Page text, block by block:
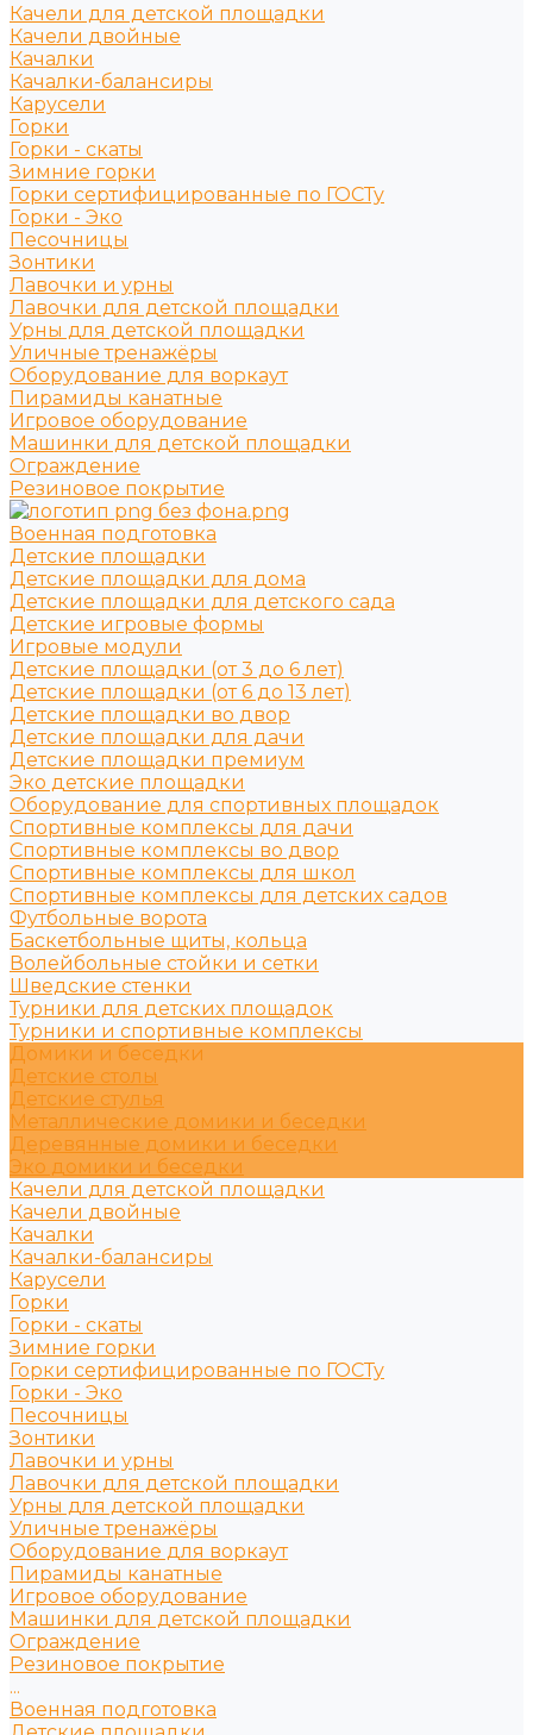
Качели для детской площадки
Качели двойные
Качалки
Качалки-балансиры
Карусели
Горки
Горки - скаты
Зимние горки
Горки сертифицированные по ГОСТу
Горки - Эко
Песочницы
Зонтики
Лавочки и урны
Лавочки для детской площадки
Урны для детской площадки
Уличные тренажёры
Оборудование для воркаут
Пирамиды канатные
Игровое оборудование
Машинки для детской площадки
Ограждение
Резиновое покрытие
Военная подготовка
Детские площадки
Детские площадки для дома
Детские площадки для детского сада
Детские игровые формы
Игровые модули
Детские площадки (от 3 до 6 лет)
Детские площадки (от 6 до 13 лет)
Детские площадки во двор
Детские площадки для дачи
Детские площадки премиум
Эко детские площадки
Оборудование для спортивных площадок
Спортивные комплексы для дачи
Спортивные комплексы во двор
Спортивные комплексы для школ
Спортивные комплексы для детских садов
Футбольные ворота
Баскетбольные щиты, кольца
Волейбольные стойки и сетки
Шведские стенки
Турники для детских площадок
Турники и спортивные комплексы
Домики и беседки
Детские столы
Детские стулья
Металлические домики и беседки
Деревянные домики и беседки
Эко домики и беседки
Качели для детской площадки
Качели двойные
Качалки
Качалки-балансиры
Карусели
Горки
Горки - скаты
Зимние горки
Горки сертифицированные по ГОСТу
Горки - Эко
Песочницы
Зонтики
Лавочки и урны
Лавочки для детской площадки
Урны для детской площадки
Уличные тренажёры
Оборудование для воркаут
Пирамиды канатные
Игровое оборудование
Машинки для детской площадки
Ограждение
Резиновое покрытие
...
Военная подготовка